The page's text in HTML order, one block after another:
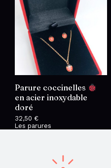
Parure coccinelles
en acier inoxydable
doré
32,50 €
Les parures